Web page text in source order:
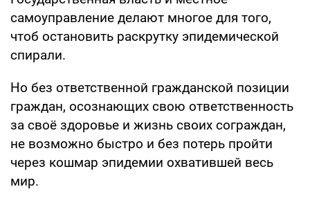
самоуправление делают многое для того,
чтоб остановить раскрутку эпидемической
спирали.
Но без ответственной гражданской позиции
граждан, осознающих свою ответственность
за своё здоровье и жизнь своих сограждан,
не возможно быстро и без потерь пройти
через кошмар эпидемии охватившей весь
мир.